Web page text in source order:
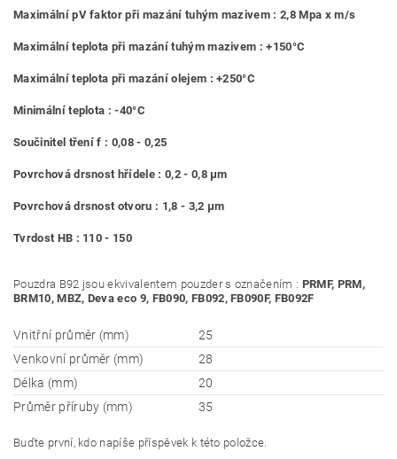
Maximální pV faktor při mazání tuhým mazivem : 2,8 Mpa x m/s
Maximální teplota při mazání tuhým mazivem : +150°C
Maximální teplota při mazání olejem : +250°C
Minimální teplota : -40°C
Součinitel tření f : 0,08 - 0,25
Povrchová drsnost hřídele : 0,2 - 0,8 μm
Povrchová drsnost otvoru : 1,8 - 3,2 μm
Tvrdost HB : 110 - 150
Pouzdra B92 jsou ekvivalentem pouzder s označením : PRMF, PRM,
BRM10, MBZ, Deva eco 9, FB090, FB092, FB090F, FB092F
Vnitřní průměr (mm)
25
Venkovní průměr (mm)
28
Délka (mm)
20
Průměr příruby (mm)
35
Buďte první, kdo napíše příspěvek k této položce.